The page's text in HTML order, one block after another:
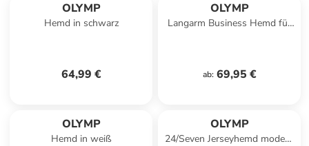
OLYMP
Hemd in schwarz
64,99 €
OLYMP
Langarm Business Hemd für
ab: 69,95 €
OLYMP
Hemd in weiß
OLYMP
24/Seven Jerseyhemd modern